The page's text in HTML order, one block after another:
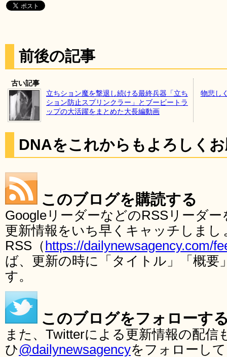
前後の記事
古い記事
立ちション魔を撃退し続ける最終兵器「立ち
ション防止スプリンクラー」とブービートラ
ップの大活躍をまとめた大長編動画
物悲し
DNAをこれからもよろしく
このブログを購読する
GoogleリーダーなどのRSSリーダ
更新情報をいち早くキャッチしま
RSS（https://dailynewsagency.com/
ば、更新の時に「タイトル」「概要
す。
このブログをフォローす
また、Twitterによる更新情報の配
ひ@dailynewsagencyをフォローし